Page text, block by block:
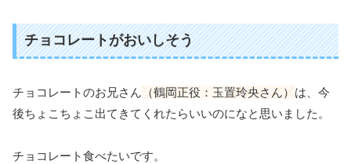
チョコレートがおいしそう
チョコレートのお兄さん（鶴岡正役：玉置玲央さん）は、今
後ちょこちょこ出てきてくれたらいいのになと思いました。
チョコレート食べたいです。